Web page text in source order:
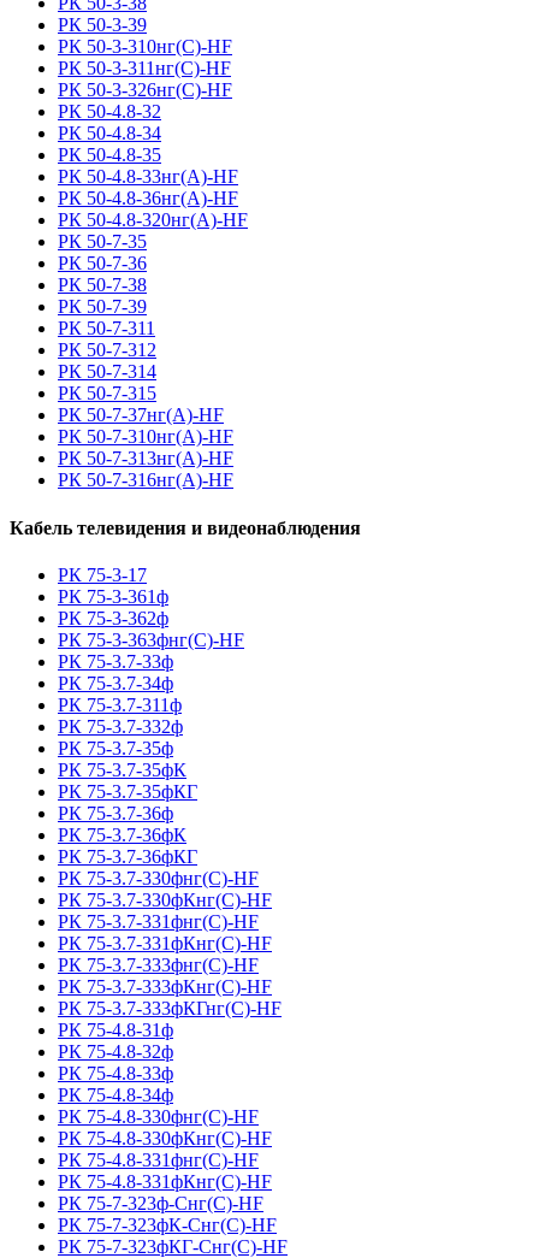
РК 50-3-39
РК 50-3-310нг(С)-HF
РК 50-3-311нг(С)-HF
РК 50-3-326нг(С)-HF
РК 50-4.8-32
РК 50-4.8-34
РК 50-4.8-35
РК 50-4.8-33нг(A)-HF
РК 50-4.8-36нг(A)-HF
РК 50-4.8-320нг(A)-HF
РК 50-7-35
РК 50-7-36
РК 50-7-38
РК 50-7-39
РК 50-7-311
РК 50-7-312
РК 50-7-314
РК 50-7-315
РК 50-7-37нг(A)-HF
РК 50-7-310нг(A)-HF
РК 50-7-313нг(A)-HF
РК 50-7-316нг(A)-HF
Кабель телевидения и видеонаблюдения
РК 75-3-17
РК 75-3-361ф
РК 75-3-362ф
РК 75-3-363фнг(С)-HF
РК 75-3.7-33ф
РК 75-3.7-34ф
РК 75-3.7-311ф
РК 75-3.7-332ф
РК 75-3.7-35ф
РК 75-3.7-35фК
РК 75-3.7-35фКГ
РК 75-3.7-36ф
РК 75-3.7-36фК
РК 75-3.7-36фКГ
РК 75-3.7-330фнг(С)-HF
РК 75-3.7-330фКнг(С)-HF
РК 75-3.7-331фнг(С)-HF
РК 75-3.7-331фКнг(С)-HF
РК 75-3.7-333фнг(С)-HF
РК 75-3.7-333фКнг(С)-HF
РК 75-3.7-333фКГнг(С)-HF
РК 75-4.8-31ф
РК 75-4.8-32ф
РК 75-4.8-33ф
РК 75-4.8-34ф
РК 75-4.8-330фнг(С)-HF
РК 75-4.8-330фКнг(С)-HF
РК 75-4.8-331фнг(С)-HF
РК 75-4.8-331фКнг(С)-HF
РК 75-7-323ф-Снг(С)-HF
РК 75-7-323фК-Снг(С)-HF
РК 75-7-323фКГ-Снг(С)-HF